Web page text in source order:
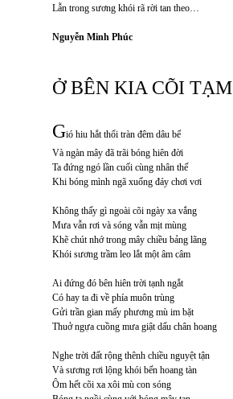
Lẫn trong sương khói rã rời tan theo…
Nguyễn Minh Phúc
Ở BÊN KIA CÕI TẠM
Gió hiu hắt thổi tràn đêm dâu bể
Và ngàn mây đã trãi bóng hiên đời
Ta đứng ngó lần cuối cùng nhân thế
Khi bóng mình ngã xuống đáy chơi vơi
Không thấy gì ngoài cõi ngày xa vắng
Mưa vẫn rơi và sóng vẫn mịt mùng
Khẽ chút nhớ trong mây chiều bảng lãng
Khói sương trầm leo lắt một âm câm
Ai đứng đó bên hiên trời tạnh ngắt
Có hay ta đi về phía muôn trùng
Gửi trần gian mấy phương mù im bặt
Thuở ngựa cuồng mưa giật dấu chân hoang
Nghe trời đất rộng thênh chiều nguyệt tận
Và sương rơi lộng khói bến hoang tàn
Ôm hết cõi xa xôi mù con sóng